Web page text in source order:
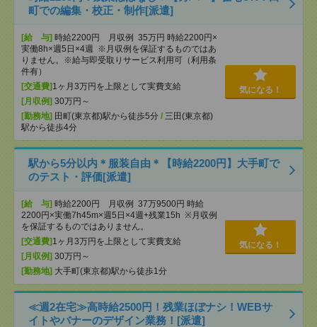
町での編集・校正・制作[派遣]
[給 与] 時給2200円 月収例 35万円 時給2200円×
実働8h×週5日×4週 ※月収例を保証するものではあ
りません。※給与即受取りサービス利用可（利用条
件有）
[交通費] 1ヶ月3万円を上限として実費支給
[月収例] 30万円～
[勤務地] 田町(東京都)駅から徒歩5分 / 三田(東京都)
駅から徒歩4分
気になる！
駅から5分以内＊服装自由＊【時給2200円】大手町で
のテスト・評価[派遣]
[給 与] 時給2200円 月収例 37万9500円 時給
2200円×実働7h45m×週5日×4週+残業15h ※月収例
を保証するものではありません。
[交通費] 1ヶ月3万円を上限として実費支給
[月収例] 30万円～
[勤務地] 大手町(東京都)駅から徒歩1分
気になる！
≪週2在宅≫高時給2500円！残業ほぼナシ！WEBサ
イトやバナーのデザイン業務！[派遣]